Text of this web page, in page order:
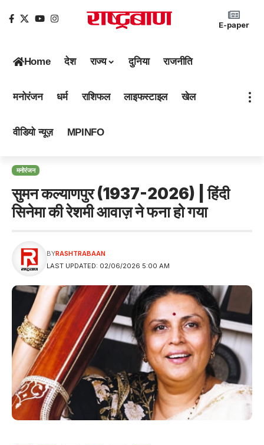
E-paper
Home देश राज्य दुनिया राजनीति
मनोरंजन धर्म राशिफल लाइफस्टाइल खेल
वीडियो न्यूज़ MPINFO
मनोरंजन
सुमन कल्याणपुर (1937-2026) | हिंदी
सिनेमा की रेशमी आवाज़ ने फना हो गया
LAST UPDATED: 02/06/2026 5:00 AM
BYRASHTRABAAN